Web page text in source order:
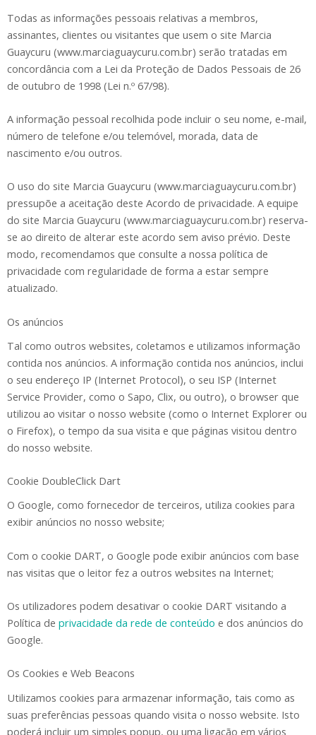
Todas as informações pessoais relativas a membros,
assinantes, clientes ou visitantes que usem o site Marcia
Guaycuru (www.marciaguaycuru.com.br) serão tratadas em
concordância com a Lei da Proteção de Dados Pessoais de 26
de outubro de 1998 (Lei n.º 67/98).
A informação pessoal recolhida pode incluir o seu nome, e-mail,
número de telefone e/ou telemóvel, morada, data de
nascimento e/ou outros.
O uso do site Marcia Guaycuru (www.marciaguaycuru.com.br)
pressupõe a aceitação deste Acordo de privacidade. A equipe
do site Marcia Guaycuru (www.marciaguaycuru.com.br) reserva-
se ao direito de alterar este acordo sem aviso prévio. Deste
modo, recomendamos que consulte a nossa política de
privacidade com regularidade de forma a estar sempre
atualizado.
Os anúncios
Tal como outros websites, coletamos e utilizamos informação
contida nos anúncios. A informação contida nos anúncios, inclui
o seu endereço IP (Internet Protocol), o seu ISP (Internet
Service Provider, como o Sapo, Clix, ou outro), o browser que
utilizou ao visitar o nosso website (como o Internet Explorer ou
o Firefox), o tempo da sua visita e que páginas visitou dentro
do nosso website.
Cookie DoubleClick Dart
O Google, como fornecedor de terceiros, utiliza cookies para
exibir anúncios no nosso website;
Com o cookie DART, o Google pode exibir anúncios com base
nas visitas que o leitor fez a outros websites na Internet;
Os utilizadores podem desativar o cookie DART visitando a
Política de privacidade da rede de conteúdo e dos anúncios do
Google.
Os Cookies e Web Beacons
Utilizamos cookies para armazenar informação, tais como as
suas preferências pessoas quando visita o nosso website. Isto
poderá incluir um simples popup, ou uma ligação em vários